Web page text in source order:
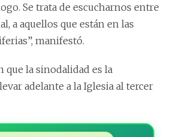
Se trata de escucharnos entre
a aquellos que están en las
manifestó.
que la sinodalidad es la
adelante a la Iglesia al tercer